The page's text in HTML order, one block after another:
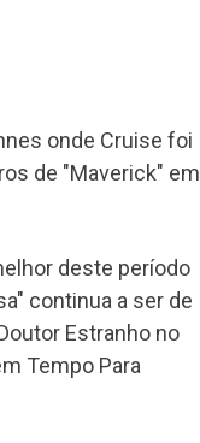
onde Cruise foi
de "Maverick" em
deste período
continua a ser de
Estranho no
Tempo Para